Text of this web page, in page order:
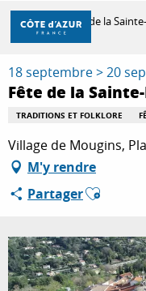
Aller
contenu
principal
À FAIRE
SÉJOURNER
Accueil Fête de la
18 septembre > 20
Fête de la
TRADITIONS ET FOLKLORE
Village de Mougins,
M'y rendre
PartagerAjouter